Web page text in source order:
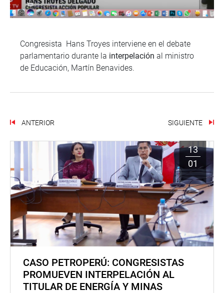
Congresista Hans Troyes interviene en el debate
parlamentario durante la interpelación al ministro
de Educación, Martín Benavides.
ANTERIOR SIGUIENTE
13
01
CASO PETROPERÚ: CONGRESISTAS
PROMUEVEN INTERPELACIÓN AL
TITULAR DE ENERGÍA Y MINAS